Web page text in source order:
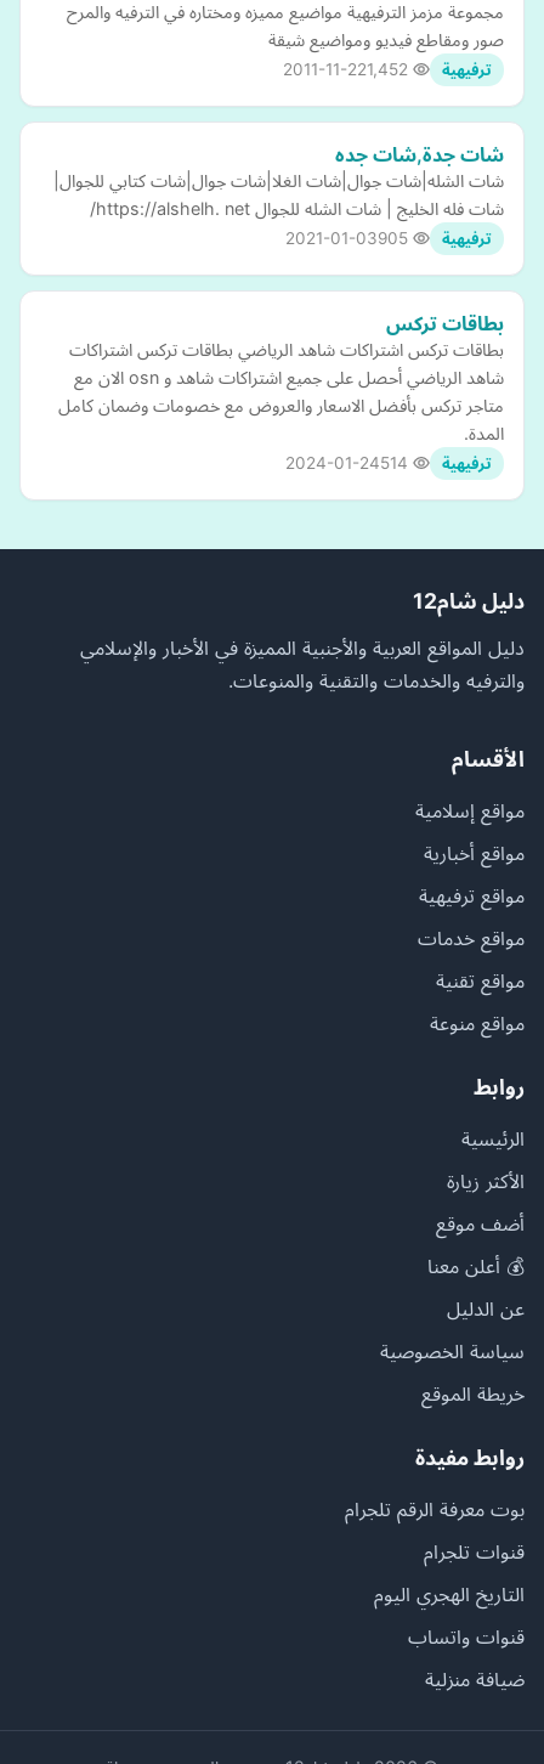
مجموعة مزمز الترفيهية مواضيع مميزه ومختاره في الترفيه والمرح
صور ومقاطع فيديو ومواضيع شيقة
ترفيهية 2011-11-22
شات جدة,شات جده
شات الشله|شات جوال|شات الغلا|شات جوال|شات كتابي للجوال|
شات فله الخليج | شات الشله للجوال https://alshelh. net/
ترفيهية 2021-01-03
بطاقات تركس
بطاقات تركس اشتراكات شاهد الرياضي بطاقات تركس اشتراكات
شاهد الرياضي أحصل على جميع اشتراكات شاهد و osn الان مع
متاجر تركس بأفضل الاسعار والعروض مع خصومات وضمان كامل
المدة.
ترفيهية 2024-01-24
دليل شام12
دليل المواقع العربية والأجنبية المميزة في الأخبار والإسلامي
والترفيه والخدمات والتقنية والمنوعات.
الأقسام
مواقع إسلامية
مواقع أخبارية
مواقع ترفيهية
مواقع خدمات
مواقع تقنية
مواقع منوعة
روابط
الرئيسية
الأكثر زيارة
أضف موقع
💰 أعلن معنا
عن الدليل
سياسة الخصوصية
خريطة الموقع
روابط مفيدة
بوت معرفة الرقم تلجرام
قنوات تلجرام
التاريخ الهجري اليوم
قنوات واتساب
ضيافة منزلية